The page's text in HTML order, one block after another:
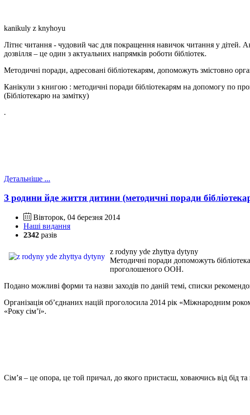
kanikuly z knyhoyu
Літнє читання - чудовий час для покращення навичок читання у дітей.
дозвілля – це один з актуальних напрямків роботи бібліотек.
Методичні поради, адресовані бібліотекарям, допоможуть змістовно
Канікули з книгою : методичні поради бібліотекарям на допомогу по
(Бібліотекарю на замітку)
.
Детальніше ...
З родини йде життя дитини (методичні поради
Вівторок, 04 березня 2014
Наші видання
2342 разів
z rodyny yde zhyttya dytyny
Методичні поради допоможуть
проголошеного ООН.
Подано можливі форми та назви заходів по даній темі, списки
Організація об’єднаних націй проголосила 2014 рік «Міжнародним
«Року сім’ї».
Сім’я – це опора, це той причал, до якого пристаєш, ховаючись від бід